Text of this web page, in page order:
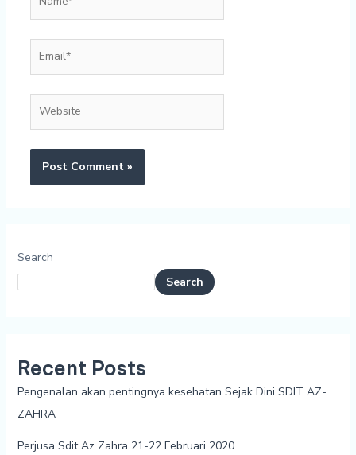
Search
Search
Recent Posts
Pengenalan akan pentingnya kesehatan Sejak Dini SDIT AZ-
ZAHRA
Perjusa Sdit Az Zahra 21-22 Februari 2020